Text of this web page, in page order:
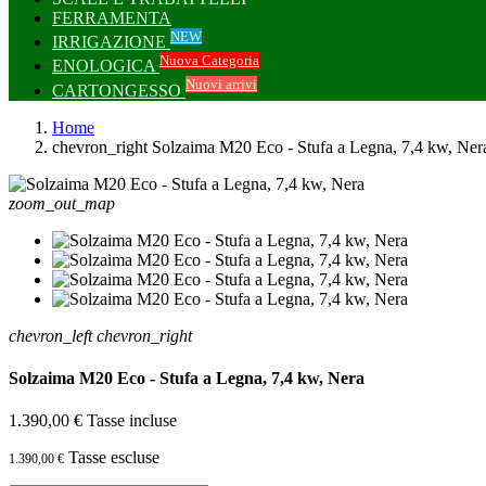
FERRAMENTA
IRRIGAZIONE NEW
ENOLOGICA Nuova Categoria
CARTONGESSO Nuovi arrivi
Home
chevron_right Solzaima M20 Eco - Stufa a Legna, 7,4 kw,
zoom_out_map
chevron_left chevron_right
Solzaima M20 Eco - Stufa a Legna, 7,4 kw, Nera
1.390,00 € Tasse incluse
1.390,00 € Tasse escluse